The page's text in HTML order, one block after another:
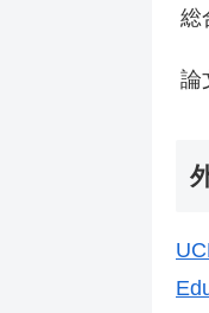
総
論